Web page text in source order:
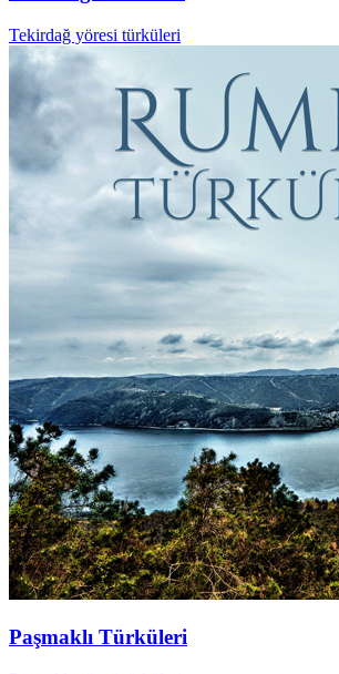
Tekirdağ yöresi türküleri
Paşmaklı Türküleri